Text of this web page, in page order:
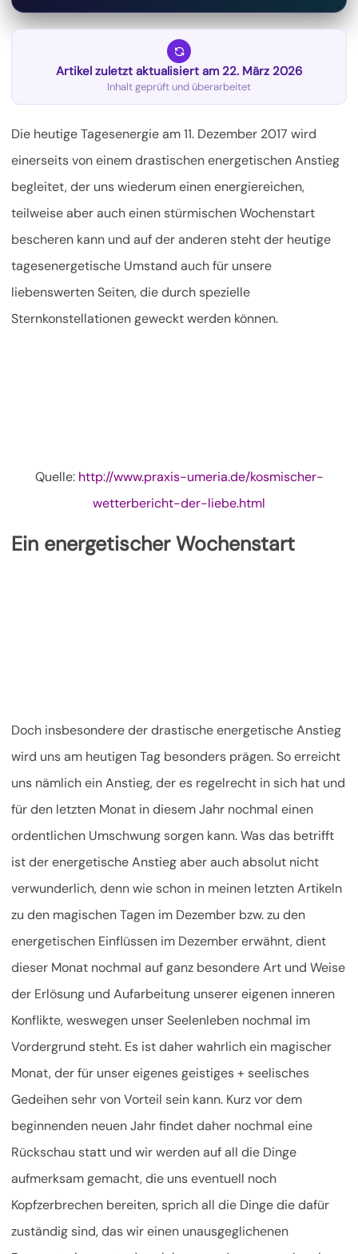
Artikel zuletzt aktualisiert am 22. März 2026
Inhalt geprüft und überarbeitet
Die heutige Tagesenergie am 11. Dezember 2017 wird
einerseits von einem drastischen energetischen Anstieg
begleitet, der uns wiederum einen energiereichen,
teilweise aber auch einen stürmischen Wochenstart
bescheren kann und auf der anderen steht der heutige
tagesenergetische Umstand auch für unsere
liebenswerten Seiten, die durch spezielle
Sternkonstellationen geweckt werden können.
Quelle: http://www.praxis-umeria.de/kosmischer-
wetterbericht-der-liebe.html
Ein energetischer Wochenstart
Doch insbesondere der drastische energetische Anstieg
wird uns am heutigen Tag besonders prägen. So erreicht
uns nämlich ein Anstieg, der es regelrecht in sich hat und
für den letzten Monat in diesem Jahr nochmal einen
ordentlichen Umschwung sorgen kann. Was das betrifft
ist der energetische Anstieg aber auch absolut nicht
verwunderlich, denn wie schon in meinen letzten Artikeln
zu den magischen Tagen im Dezember bzw. zu den
energetischen Einflüssen im Dezember erwähnt, dient
dieser Monat nochmal auf ganz besondere Art und Weise
der Erlösung und Aufarbeitung unserer eigenen inneren
Konflikte, weswegen unser Seelenleben nochmal im
Vordergrund steht. Es ist daher wahrlich ein magischer
Monat, der für unser eigenes geistiges + seelisches
Gedeihen sehr von Vorteil sein kann. Kurz vor dem
beginnenden neuen Jahr findet daher nochmal eine
Rückschau statt und wir werden auf all die Dinge
aufmerksam gemacht, die uns eventuell noch
Kopfzerbrechen bereiten, sprich all die Dinge die dafür
zuständig sind, das wir einen unausgeglichenen